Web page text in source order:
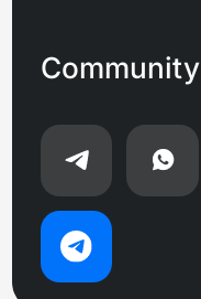
Community